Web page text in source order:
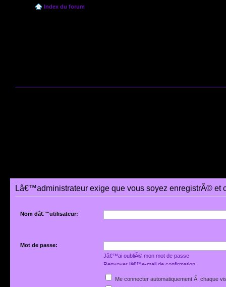
Index du forum
Lâ€™administrateur exige que vous soyez enregistrÃ©
Nom dâ€™utilisateur:
Mot de passe:
Jâ€™ai oubliÃ© mon mot de passe
Renvoyer lâ€™e-mail de confirmation
Me connecter automatiquement Ã chaque